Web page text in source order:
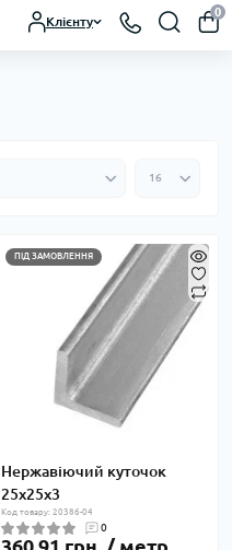
Клієнту
0
ПІД ЗАМОВЛЕННЯ
Нержавіючий куточок
25х25х3
Код товару: 20386-04
0
360.91 грн. / метр